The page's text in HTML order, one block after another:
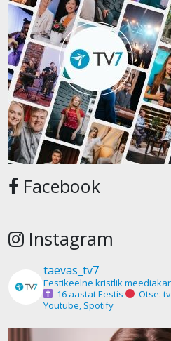
Facebook
Instagram
taevas_tv7
Eestikeelne kristlik
16 aastat Eestis
Otse:
Youtube, Spotify